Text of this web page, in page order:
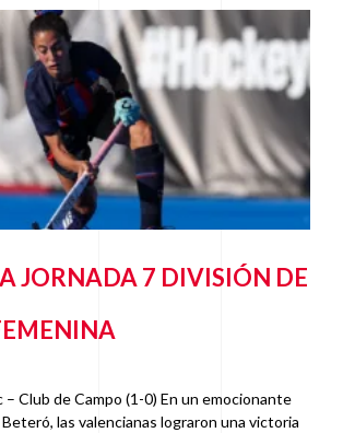
JORNADA 7 DIVISIÓN DE
– Club de Campo (1-0) En un emocionante
las valencianas lograron una victoria